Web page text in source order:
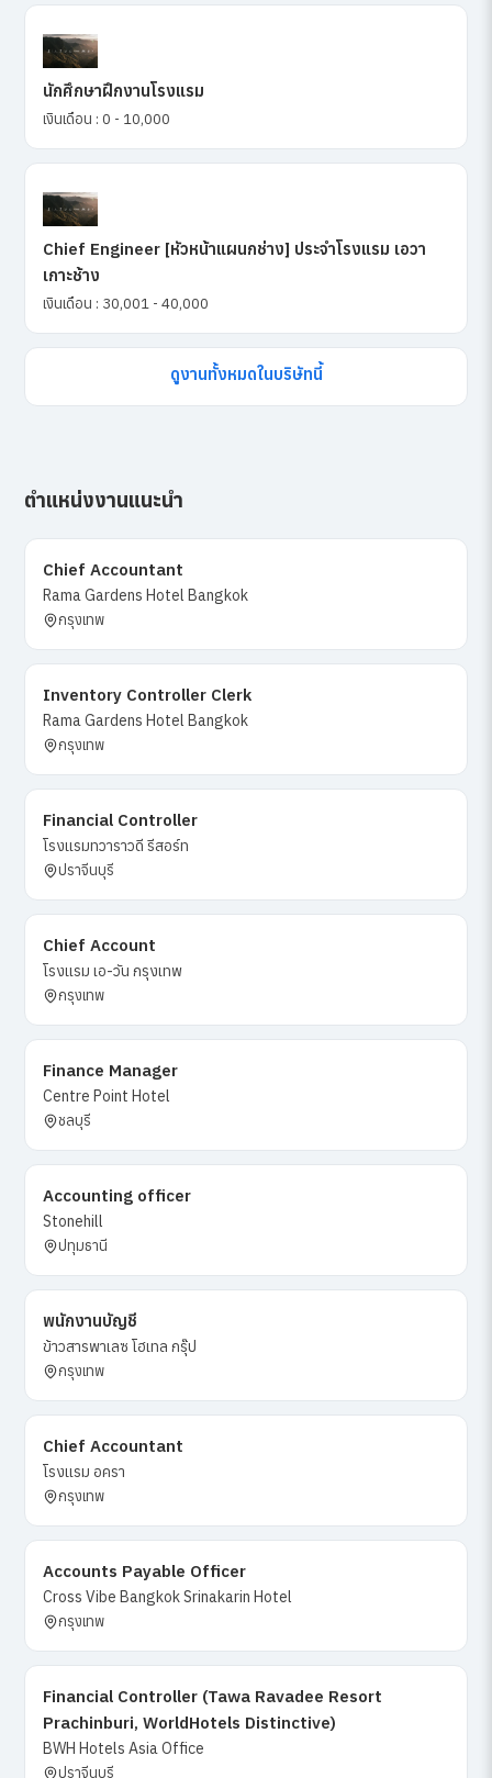
นักศึกษาฝึกงานโรงแรม
เงินเดือน : 0 - 10,000
Chief Engineer [หัวหน้าแผนกช่าง] ประจำโรงแรม เอวา
เกาะช้าง
เงินเดือน : 30,001 - 40,000
ดูงานทั้งหมดในบริษัทนี้
ตำแหน่งงานแนะนำ
Chief Accountant
Rama Gardens Hotel Bangkok
กรุงเทพ
Inventory Controller Clerk
Rama Gardens Hotel Bangkok
กรุงเทพ
Financial Controller
โรงแรมทวาราวดี รีสอร์ท
ปราจีนบุรี
Chief Account
โรงแรม เอ-วัน กรุงเทพ
กรุงเทพ
Finance Manager
Centre Point Hotel
ชลบุรี
Accounting officer
Stonehill
ปทุมธานี
พนักงานบัญชี
ข้าวสารพาเลซ โฮเทล กรุ๊ป
กรุงเทพ
Chief Accountant
โรงแรม อครา
กรุงเทพ
Accounts Payable Officer
Cross Vibe Bangkok Srinakarin Hotel
กรุงเทพ
Financial Controller (Tawa Ravadee Resort
Prachinburi, WorldHotels Distinctive)
BWH Hotels Asia Office
ปราจีนบุรี